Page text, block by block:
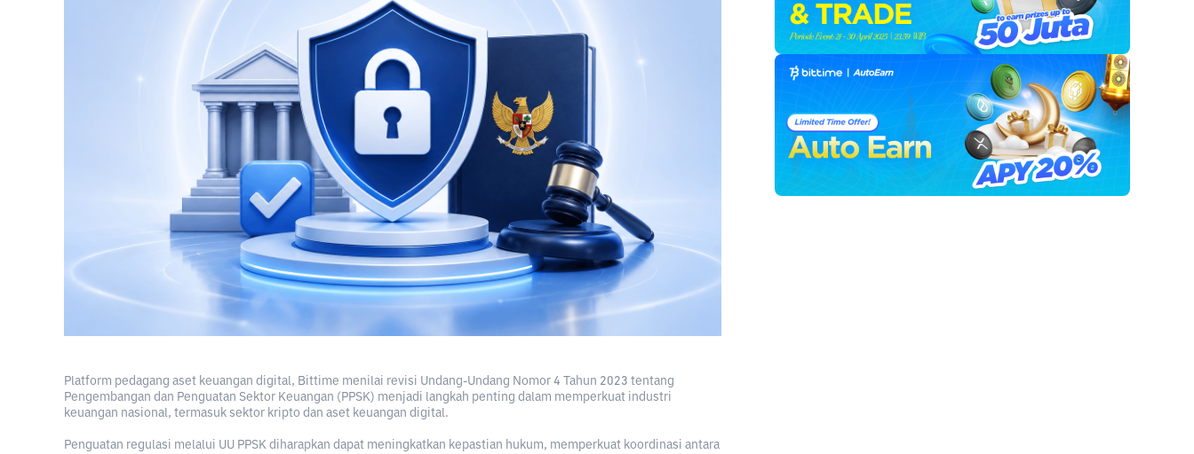
Platform pedagang aset keuangan digital, Bittime menilai revisi Undang-Undang Nomor 4 Tahun 2023 tentang
Pengembangan dan Penguatan Sektor Keuangan (PPSK) menjadi langkah penting dalam memperkuat industri
keuangan nasional, termasuk sektor kripto dan aset keuangan digital.
Penguatan regulasi melalui UU PPSK diharapkan dapat meningkatkan kepastian hukum, memperkuat koordinasi antara